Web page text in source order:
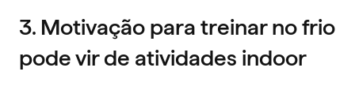
3. Motivação para treinar no frio
pode vir de atividades indoor